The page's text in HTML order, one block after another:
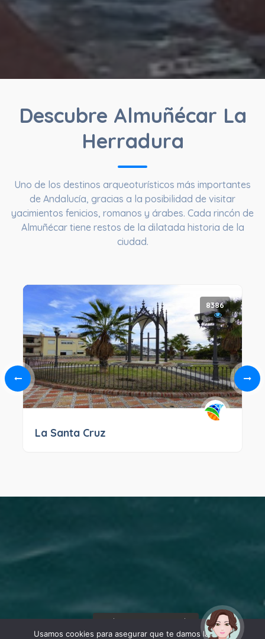
Descubre Almuñécar La
Herradura
Uno de los destinos arqueoturísticos más importantes
de Andalucía, gracias a la posibilidad de visitar
yacimientos fenicios, romanos y árabes. Cada rincón de
Almuñécar tiene restos de la dilatada historia de la
ciudad.
8386
La Santa Cruz
Usamos cookies para asegurar que te damos la mejor
¡Hola! Soy Noy. ¿Puedo
ayudarte?